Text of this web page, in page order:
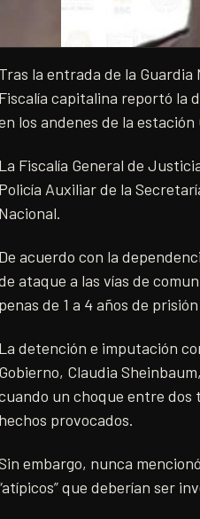
Tras la entrada de la Guardia
Fiscalía capitalina reportó la
los andenes de la
La Fiscalía General de
Policía Auxiliar de la
Nacional.
De acuerdo con la
ataque a las vías de
penas de 1 a 4 años de
La detención e imputación
Gobierno, Claudia
un choque entre dos
hechos provocados.
embargo, nunca
que deberían ser